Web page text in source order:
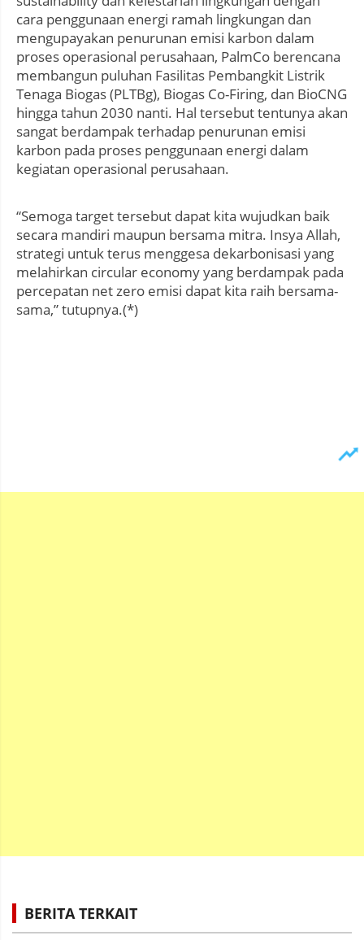
cara penggunaan energi ramah lingkungan dan
mengupayakan penurunan emisi karbon dalam
proses operasional perusahaan, PalmCo berencana
membangun puluhan Fasilitas Pembangkit Listrik
Tenaga Biogas (PLTBg), Biogas Co-Firing, dan BioCNG
hingga tahun 2030 nanti. Hal tersebut tentunya akan
sangat berdampak terhadap penurunan emisi
karbon pada proses penggunaan energi dalam
kegiatan operasional perusahaan.
“Semoga target tersebut dapat kita wujudkan baik
secara mandiri maupun bersama mitra. Insya Allah,
strategi untuk terus menggesa dekarbonisasi yang
melahirkan circular economy yang berdampak pada
percepatan net zero emisi dapat kita raih bersama-
sama,” tutupnya.(*)
BERITA TERKAIT